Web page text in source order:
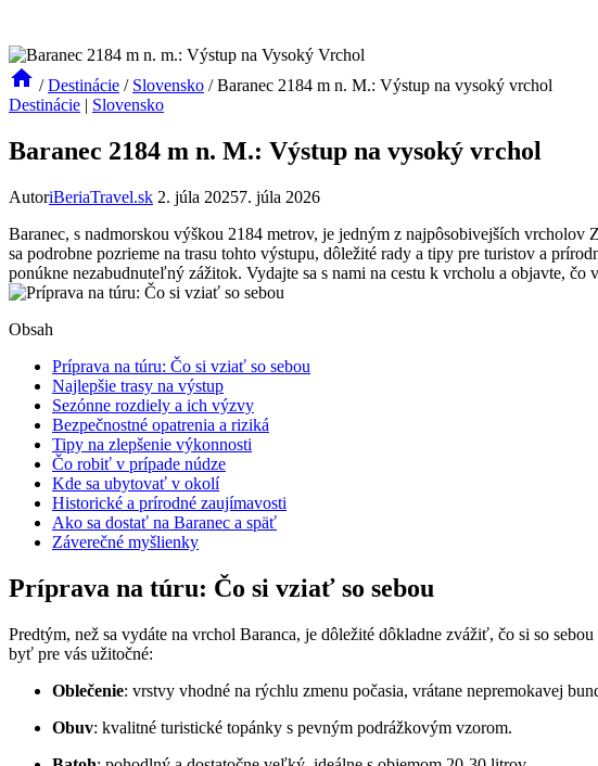
/ Destinácie / Slovensko / Baranec 2184 m n. M.: Výstup na vysoký vrchol
Destinácie | Slovensko
Baranec 2184 m n. M.: Výstup na vysoký vrchol
AutoriBeriaTravel.sk 2. júla 20257. júla 2026
Baranec, s nadmorskou výškou 2184 metrov, je ‍jedným z najpôsobivejších vrcholov⁢
sa podrobne ⁤pozrieme na trasu tohto‌ výstupu, dôležité rady a tipy pre turistov a
ponúkne nezabudnuteľný zážitok. Vydajte sa s nami na cestu k vrcholu a ⁤objavte, čo
Obsah
Príprava na ​túru: Čo si ​vziať so sebou
Najlepšie trasy na výstup
Sezónne rozdiely a ich výzvy
Bezpečnostné opatrenia a riziká
Tipy na zlepšenie výkonnosti
Čo robiť v prípade núdze
Kde sa ubytovať ​v okolí
Historické ​a prírodné zaujímavosti
Ako sa dostať na Baranec ⁣a späť
Záverečné myšlienky
Príprava na ​túru: Čo si ​vziať so sebou
Predtým, než sa vydáte na vrchol Baranca, je dôležité dôkladne zvážiť, čo si so
byť pre vás užitočné:
Oblečenie: ‍vrstvy vhodné na rýchlu zmenu počasia, vrátane nepremokavej
Obuv: kvalitné turistické topánky ​s pevným podrážkovým vzorom.